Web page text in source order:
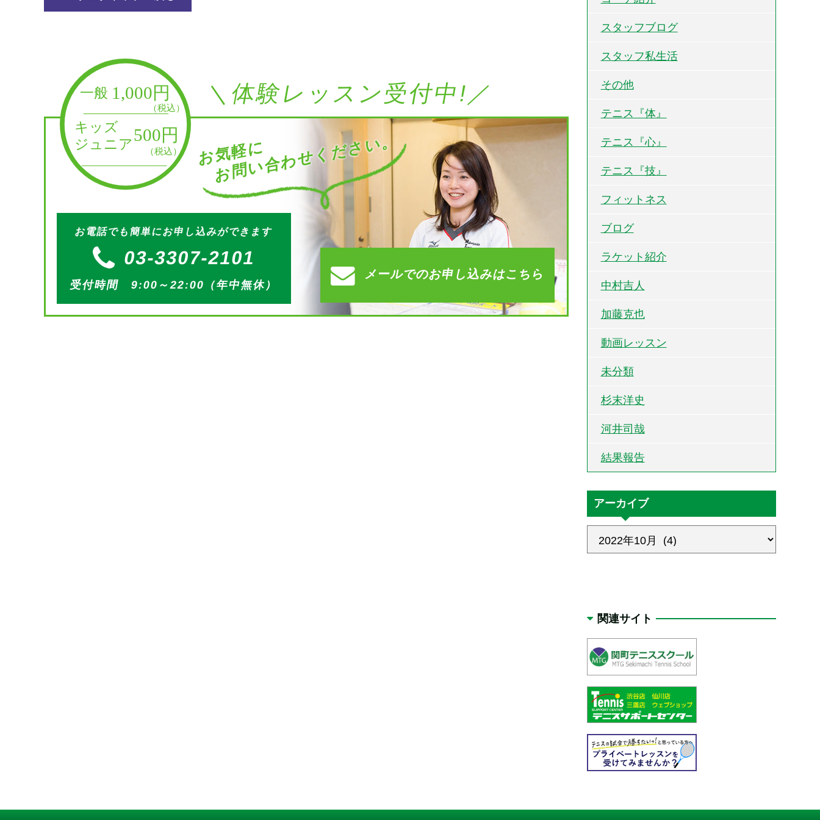
＼体験レッスン受付中!／
お気軽に
お問い合わせください。
お電話でも簡単にお申し込みができます
03-3307-2101
受付時間 9:00～22:00（年中無休）
メールでのお申し込みはこちら
スタッフブログ
スタッフ私生活
その他
テニス『体』
テニス『心』
テニス『技』
フィットネス
ブログ
ラケット紹介
中村吉人
加藤克也
動画レッスン
未分類
杉末洋史
河井司哉
結果報告
アーカイブ
関連サイト